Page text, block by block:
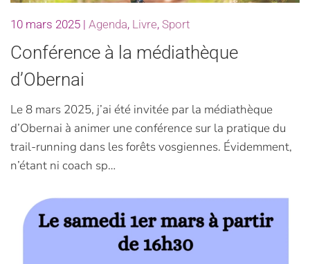
10 mars 2025 | Agenda, Livre, Sport
Conférence à la médiathèque
d’Obernai
Le 8 mars 2025, j’ai été invitée par la médiathèque
d’Obernai à animer une conférence sur la pratique du
trail-running dans les forêts vosgiennes. Évidemment,
n’étant ni coach sp…